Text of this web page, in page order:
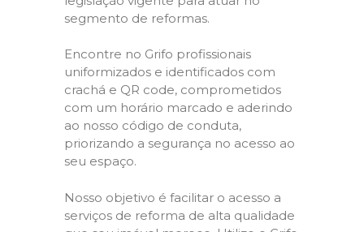
segmento de reformas.
Encontre no Grifo profissionais
uniformizados e identificados com
crachá e QR code, comprometidos
com um horário marcado e aderindo
ao nosso código de conduta,
priorizando a segurança no acesso ao
seu espaço.
Nosso objetivo é facilitar o acesso a
serviços de reforma de alta qualidade